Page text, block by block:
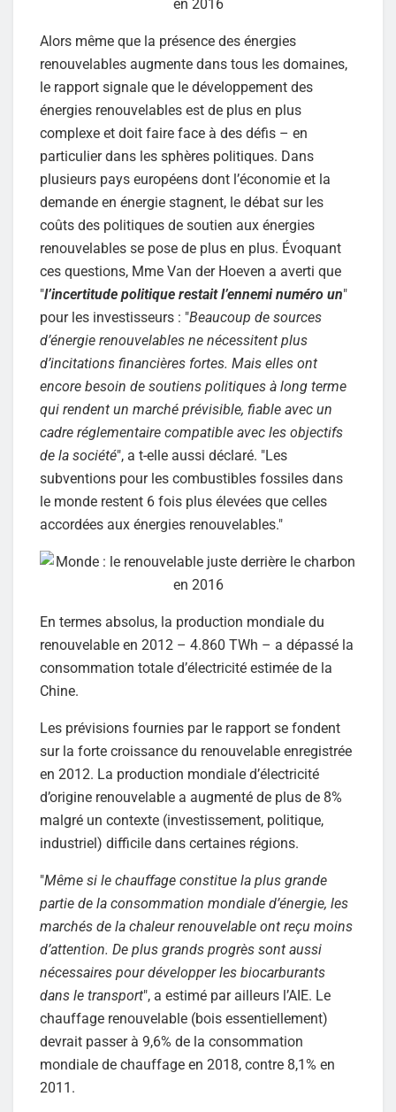
Alors même que la présence des énergies
renouvelables augmente dans tous les domaines,
le rapport signale que le développement des
énergies renouvelables est de plus en plus
complexe et doit faire face à des défis – en
particulier dans les sphères politiques. Dans
plusieurs pays européens dont l’économie et la
demande en énergie stagnent, le débat sur les
coûts des politiques de soutien aux énergies
renouvelables se pose de plus en plus. Évoquant
ces questions, Mme Van der Hoeven a averti que
"l’incertitude politique restait l’ennemi numéro un"
pour les investisseurs : "Beaucoup de sources
d’énergie renouvelables ne nécessitent plus
d’incitations financières fortes. Mais elles ont
encore besoin de soutiens politiques à long terme
qui rendent un marché prévisible, fiable avec un
cadre réglementaire compatible avec les objectifs
de la société", a t-elle aussi déclaré. "Les
subventions pour les combustibles fossiles dans
le monde restent 6 fois plus élevées que celles
accordées aux énergies renouvelables."
En termes absolus, la production mondiale du
renouvelable en 2012 – 4.860 TWh – a dépassé la
consommation totale d’électricité estimée de la
Chine.
Les prévisions fournies par le rapport se fondent
sur la forte croissance du renouvelable enregistrée
en 2012. La production mondiale d’électricité
d’origine renouvelable a augmenté de plus de 8%
malgré un contexte (investissement, politique,
industriel) difficile dans certaines régions.
"Même si le chauffage constitue la plus grande
partie de la consommation mondiale d’énergie, les
marchés de la chaleur renouvelable ont reçu moins
d’attention. De plus grands progrès sont aussi
nécessaires pour développer les biocarburants
dans le transport", a estimé par ailleurs l’AIE. Le
chauffage renouvelable (bois essentiellement)
devrait passer à 9,6% de la consommation
mondiale de chauffage en 2018, contre 8,1% en
2011.